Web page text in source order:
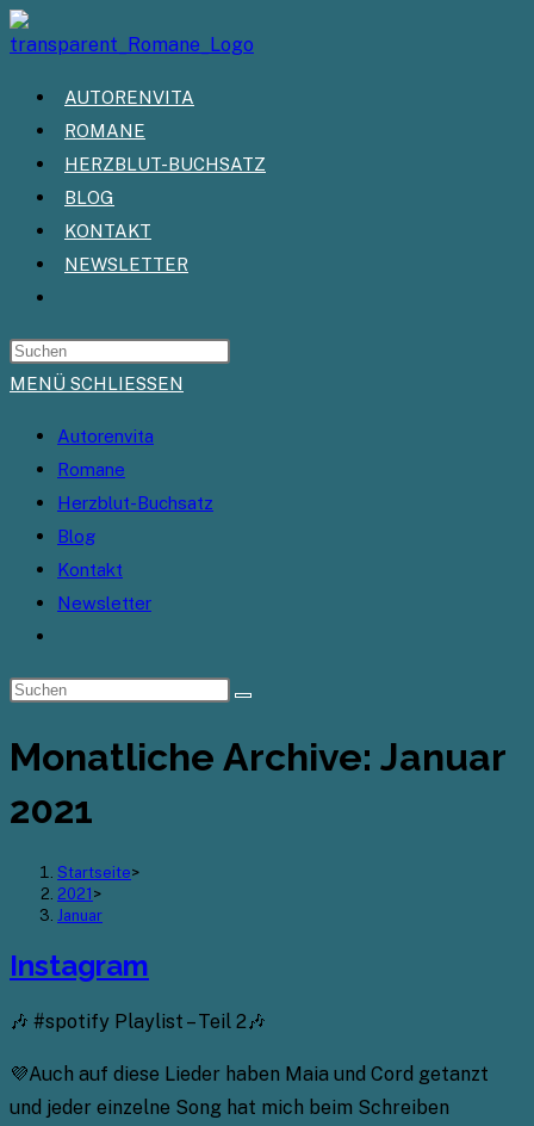
Zum
Inhalt
springenAUTORENVITA
ROMANE
HERZBLUT-BUCHSATZ
BLOG
KONTAKT
NEWSLETTER
UMSCHALTEN
MENÜ SCHLIESSEN
Autorenvita
Romane
Herzblut-Buchsatz
Blog
Kontakt
Newsletter
umschalten
Monatliche Archive: Januar
2021
Startseite>
2021 >
Januar
Instagram
🎶 #spotify Playlist – Teil 2🎶
💜Auch auf diese Lieder haben Maia und Cord getanzt
und jeder einzelne Song hat mich beim Schreiben